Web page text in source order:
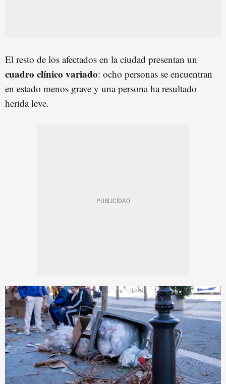
El resto de los afectados en la ciudad presentan un
cuadro clínico variado: ocho personas se encuentran
en estado menos grave y una persona ha resultado
herida leve.